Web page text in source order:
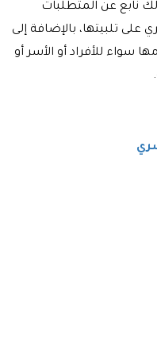
نابع عن المتطلبات
على تلبيتها، بالإضافة إلى
سواء للأفراد أو الأسر أو